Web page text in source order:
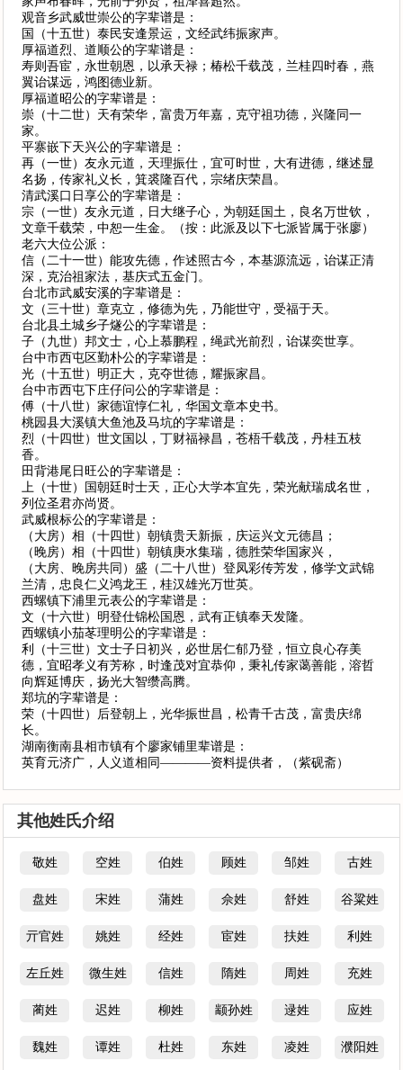
观音乡武威世崇公的字辈谱是：
国（十五世）泰民安逢景运，文经武纬振家声。
厚福道烈、道顺公的字辈谱是：
寿则吾宦，永世朝恩，以承天禄；椿松千载茂，兰桂四时春，燕
翼诒谋远，鸿图德业新。
厚福道昭公的字辈谱是：
崇（十二世）天有荣华，富贵万年嘉，克守祖功德，兴隆同一
家。
平寨嵌下天兴公的字辈谱是：
再（一世）友永元道，天理振仕，宜可时世，大有进德，继述显
名扬，传家礼义长，箕裘隆百代，宗绪庆荣昌。
清武溪口日享公的字辈谱是：
宗（一世）友永元道，日大继子心，为朝廷国土，良名万世钦，
文章千载荣，中恕一生金。（按：此派及以下七派皆属于张廖）
老六大位公派：
信（二十一世）能攻先德，作述照古今，本基源流远，诒谋正清
深，克治祖家法，基庆式五金门。
台北市武威安溪的字辈谱是：
文（三十世）章克立，修德为先，乃能世守，受福于天。
台北县土城乡子燧公的字辈谱是：
子（九世）邦文士，心上慕鹏程，绳武光前烈，诒谋奕世享。
台中市西屯区勤朴公的字辈谱是：
光（十五世）明正大，克夺世德，耀振家昌。
台中市西屯下庄仔问公的字辈谱是：
傅（十八世）家德谊惇仁礼，华国文章本史书。
桃园县大溪镇大鱼池及马坑的字辈谱是：
烈（十四世）世文国以，丁财福禄昌，苍梧千载茂，丹桂五枝
香。
田背港尾日旺公的字辈谱是：
上（十世）国朝廷时士天，正心大学本宜先，荣光献瑞成名世，
列位圣君亦尚贤。
武威根标公的字辈谱是：
（大房）相（十四世）朝镇贵天新振，庆运兴文元德昌；
（晚房）相（十四世）朝镇庚水集瑞，德胜荣华国家兴，
（大房、晚房共同）盛（二十八世）登凤彩传芳发，修学文武锦
兰清，忠良仁义鸿龙王，桂汉雄光万世英。
西螺镇下浦里元表公的字辈谱是：
文（十六世）明登仕锦松国恩，武有正镇奉天发隆。
西螺镇小茄苳理明公的字辈谱是：
利（十三世）文士子日初兴，必世居仁郁乃登，恒立良心存美
德，宜昭孝义有芳称，时逢茂对宜恭仰，秉礼传家蔼善能，溶哲
向辉延博庆，扬光大智缵高腾。
郑坑的字辈谱是：
荣（十四世）后登朝上，光华振世昌，松青千古茂，富贵庆绵
长。
湖南衡南县相市镇有个廖家铺里辈谱是：
英育元济广，人义道相同————资料提供者，（紫砚斋）
其他姓氏介绍
敬姓 空姓 伯姓 顾姓 邹姓 古姓
盘姓 宋姓 蒲姓 佘姓 舒姓 谷粱姓
亓官姓 姚姓 经姓 宦姓 扶姓 利姓
左丘姓 微生姓 信姓 隋姓 周姓 充姓
蔺姓 迟姓 柳姓 颛孙姓 逯姓 应姓
魏姓 谭姓 杜姓 东姓 凌姓 濮阳姓